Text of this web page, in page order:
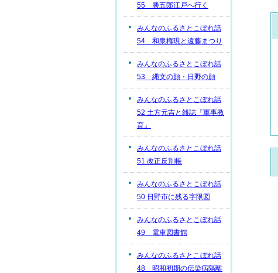
55 勝五郎江戸へ行く
みんなのふるさとこぼれ話
54 和泉権現と遠藤まつり
みんなのふるさとこぼれ話
53 縄文の顔・日野の顔
みんなのふるさとこぼれ話
52 土方元吉と雑誌『軍事教
育』
みんなのふるさとこぼれ話
51 改正反別帳
みんなのふるさとこぼれ話
50 日野市に残る字限図
みんなのふるさとこぼれ話
49 電車図書館
みんなのふるさとこぼれ話
48 昭和初期の伝染病隔離